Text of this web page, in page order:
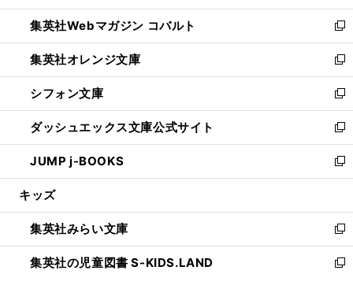
開
く
ウ
で
開
く
ン
ド
ウ
で
開
く
ウ
ィ
ン
ド
ウ
で
開
く
集英社Webマガジン コバルト
新
し
い
ウ
ィ
ン
ド
ウ
で
開
集英社オレンジ文庫
新
し
い
ウ
ィ
ン
ド
ウ
開
く
シフォン文庫
新
し
い
ウ
ィ
ン
ウ
で
開
く
ダッシュエックス文庫公式サイト
新
し
い
ウ
ン
ド
ウ
で
JUMP j-BOOKS
新
し
ウ
ィ
ン
ド
キッズ
集英社みらい文庫
新
し
い
集英社の児童図書 S-KIDS.LAND
新